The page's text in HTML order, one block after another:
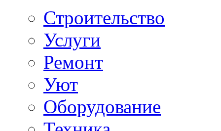
Строительство
Услуги
Ремонт
Уют
Оборудование